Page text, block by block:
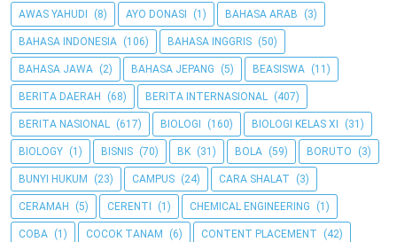
AWAS YAHUDI (8) AYO DONASI (1) BAHASA ARAB (3)
BAHASA INDONESIA (106) BAHASA INGGRIS (50)
BAHASA JAWA (2) BAHASA JEPANG (5) BEASISWA (11)
BERITA DAERAH (68) BERITA INTERNASIONAL (407)
BERITA NASIONAL (617) BIOLOGI (160) BIOLOGI KELAS XI (31)
BIOLOGY (1) BISNIS (70) BK (31) BOLA (59) BORUTO (3)
BUNYI HUKUM (23) CAMPUS (24) CARA SHALAT (3)
CERAMAH (5) CERENTI (1) CHEMICAL ENGINEERING (1)
COBA (1) COCOK TANAM (6) CONTENT PLACEMENT (42)